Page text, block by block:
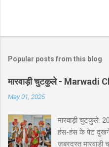
Popular posts from this blog
मारवाड़ी चुटकुले - Marwadi
May 01, 2025
मारवाड़ी चुटकुले:
हंस-हंस के पेट दुखने
ज़बरदस्त